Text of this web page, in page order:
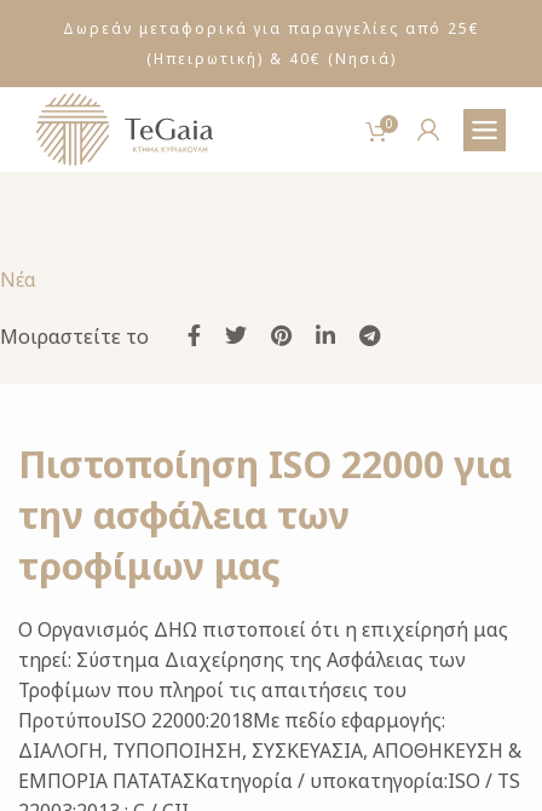
Δωρεάν μεταφορικά για παραγγελίες από 25€
(Ηπειρωτική) & 40€ (Νησιά)
0
Νέα
Μοιραστείτε το
Πιστοποίηση ISO 22000 για
την ασφάλεια των
τροφίμων μας
Ο Οργανισμός ΔΗΩ πιστοποιεί ότι η επιχείρησή μας
τηρεί: Σύστημα Διαχείρησης της Ασφάλειας των
Τροφίμων που πληροί τις απαιτήσεις του
ΠροτύπουISO 22000:2018Με πεδίο εφαρμογής:
ΔΙΑΛΟΓΗ, ΤΥΠΟΠΟΙΗΣΗ, ΣΥΣΚΕΥΑΣΙΑ, ΑΠΟΘΗΚΕΥΣΗ &
ΕΜΠΟΡΙΑ ΠΑΤΑΤΑΣΚατηγορία / υποκατηγορία:ISO / TS
30€